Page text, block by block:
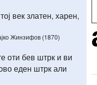
век златен, харен,
Жинзифов (1870)
оти бев штрк и ви
еден штрк али